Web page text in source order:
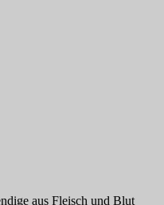
aus Fleisch und Blut